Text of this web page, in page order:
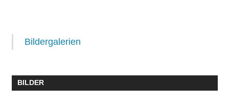
Bildergalerien
BILDER